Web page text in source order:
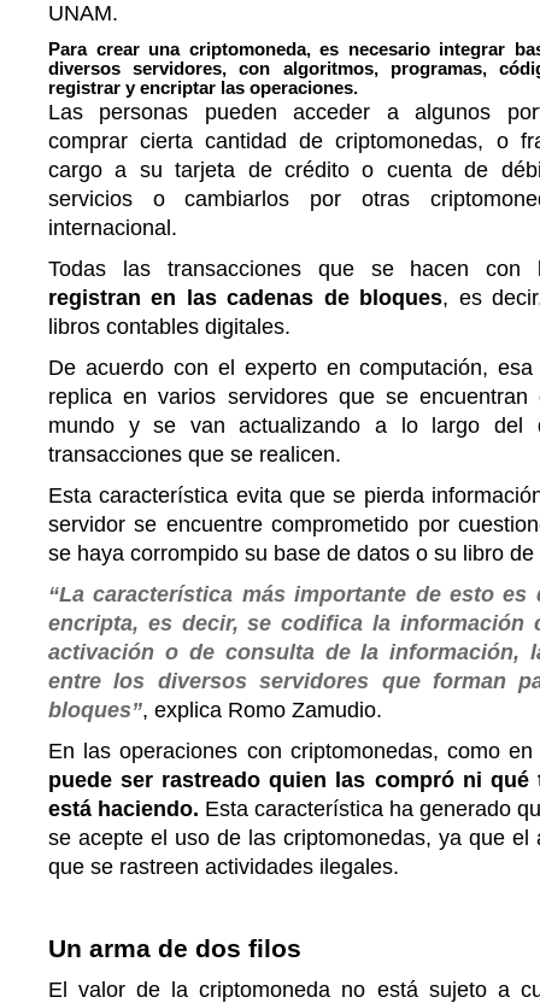
UNAM.
Para crear una criptomoneda, es necesario integrar
diversos servidores, con algoritmos, programas,
registrar y encriptar las operaciones.
Las personas pueden acceder a algunos
comprar cierta cantidad de criptomonedas, o
cargo a su tarjeta de crédito o cuenta de
servicios o cambiarlos por otras
internacional.
Todas las transacciones que se hacen con
registran en las cadenas de bloques, es
libros contables digitales.
De acuerdo con el experto en computación,
replica en varios servidores que se
mundo y se van actualizando a lo largo del
transacciones que se realicen.
Esta característica evita que se pierda
servidor se encuentre comprometido por
se haya corrompido su base de datos o su libro de
“La característica más importante de esto es
encripta, es decir, se codifica la información
activación o de consulta de la información,
entre los diversos servidores que forman
bloques”, explica Romo Zamudio.
En las operaciones con criptomonedas, como
puede ser rastreado quien las compró ni qué
está haciendo. Esta característica ha generado
se acepte el uso de las criptomonedas, ya que el
que se rastreen actividades ilegales.
Un arma de dos filos
El valor de la criptomoneda no está sujeto a